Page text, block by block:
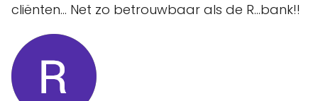
cliënten... Net zo betrouwbaar als de R...bank!!